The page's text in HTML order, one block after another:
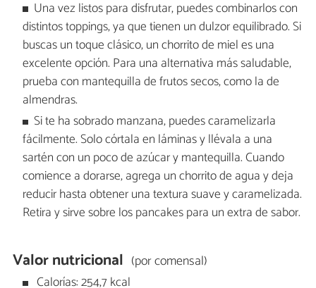
Una vez listos para disfrutar, puedes combinarlos con
distintos toppings, ya que tienen un dulzor equilibrado. Si
buscas un toque clásico, un chorrito de miel es una
excelente opción. Para una alternativa más saludable,
prueba con mantequilla de frutos secos, como la de
almendras.
Si te ha sobrado manzana, puedes caramelizarla
fácilmente. Solo córtala en láminas y llévala a una
sartén con un poco de azúcar y mantequilla. Cuando
comience a dorarse, agrega un chorrito de agua y deja
reducir hasta obtener una textura suave y caramelizada.
Retira y sirve sobre los pancakes para un extra de sabor.
Valor nutricional (por comensal)
Calorías: 254,7 kcal